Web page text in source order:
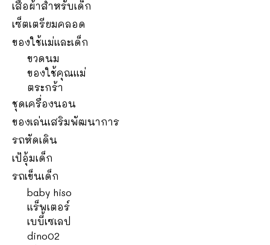
เสื้อผ้าสำหรับเด็ก
เซ็ตเตรียมคลอด
ของใช้แม่และเด็ก
ขวดนม
ของใช้คุณแม่
ตระกร้า
ชุดเครื่องนอน
ของเล่นเสริมพัฒนาการ
รถหัดเดิน
เป้อุ้มเด็ก
รถเข็นเด็ก
baby hiso
แร็พเตอร์
เบบี้เซเลป
dino02